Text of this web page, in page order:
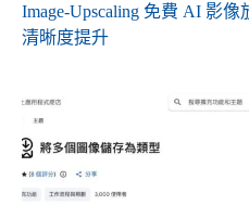
Image-Upscaling 免費 AI 影
清晰度提升